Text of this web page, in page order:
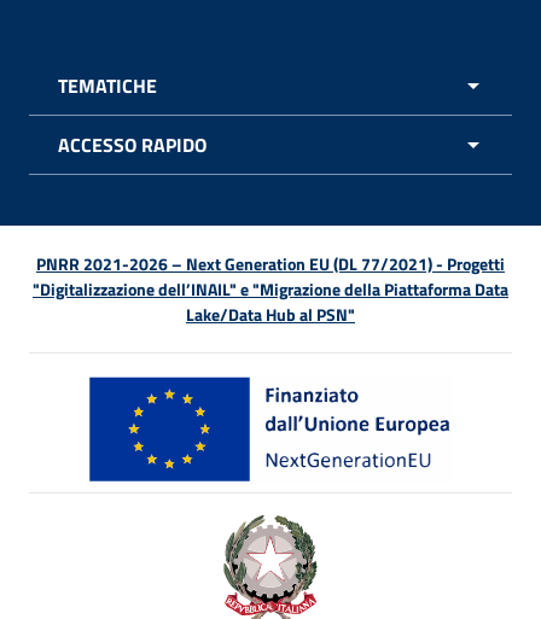
TEMATICHE
ACCESSO RAPIDO
PNRR 2021-2026 – Next Generation EU (DL 77/2021) - Progetti
"Digitalizzazione dell’INAIL" e "Migrazione della Piattaforma Data
Lake/Data Hub al PSN"